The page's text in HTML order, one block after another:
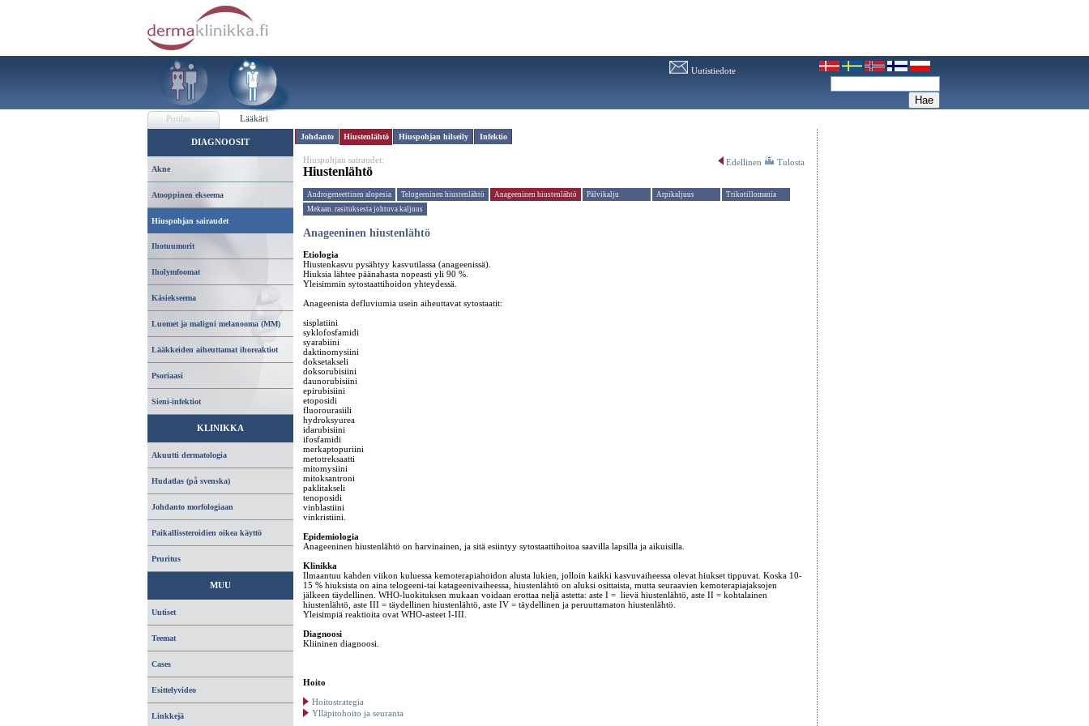
Uutistiedote
Potilas Lääkäri
DIAGNOOSIT
Akne
Atooppinen ekseema
Hiuspohjan sairaudet
Ihotuumorit
Iholymfoomat
Käsiekseema
Luomet ja maligni melanooma (MM)
Lääkkeiden aiheuttamat ihoreaktiot
Psoriaasi
Sieni-infektiot
KLINIKKA
Akuutti dermatologia
Hudatlas (på svenska)
Johdanto morfologiaan
Paikallissteroidien oikea käyttö
Pruritus
MUU
Uutiset
Teemat
Cases
Esittelyvideo
Linkkejä
Johdanto Hiustenlähtö Hiuspohjan hilseily Infektio
Edellinen Tulosta
Hiuspohjan sairaudet:
Hiustenlähtö
Androgeneettinen alopesia Telogeeninen hiustenlähtö Anageeninen hiustenlähtö Pälvikalju Arpikaljuus
Trikotillomania
Mekaan. rasituksesta johtuva kaljuus
Anageeninen hiustenlähtö
Etiologia
Hiustenkasvu pysähtyy kasvutilassa (anageenissä).
Hiuksia lähtee päänahasta nopeasti yli 90 %.
Yleisimmin sytostaattihoidon yhteydessä.
Anageenista defluviumia usein aiheuttavat sytostaatit:
sisplatiini
syklofosfamidi
syarabiini
daktinomysiini
doksetakseli
doksorubisiini
daunorubisiini
epirubisiini
etoposidi
fluorourasiili
hydroksyurea
idarubisiini
ifosfamidi
merkaptopuriini
metotreksaatti
mitomysiini
mitoksantroni
paklitakseli
tenoposidi
vinblastiini
vinkristiini.
Epidemiologia
Anageeninen hiustenlähtö on harvinainen, ja sitä esiintyy sytostaattihoitoa saavilla lapsilla ja aikuisilla.
Klinikka
Ilmaantuu kahden viikon kuluessa kemoterapiahoidon alusta lukien, jolloin kaikki kasvuvaiheessa olevat hiukset tippuvat. Koska 10-
15 % hiuksista on aina telogeeni-tai katageenivaiheessa, hiustenlähtö on aluksi osittaista, mutta seuraavien kemoterapiajaksojen
jälkeen täydellinen. WHO-luokituksen mukaan voidaan erottaa neljä astetta: aste I = lievä hiustenlähtö, aste II = kohtalainen
hiustenlähtö, aste III = täydellinen hiustenlähtö, aste IV = täydellinen ja peruuttamaton hiustenlähtö.
Yleisimpiä reaktioita ovat WHO-asteet I-III.
Diagnoosi
Kliininen diagnoosi.
Hoito
Hoitostrategia
Ylläpitohoito ja seuranta